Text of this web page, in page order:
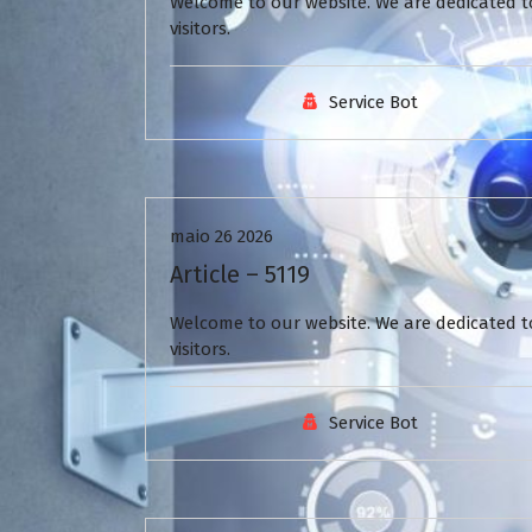
visitors.
Service Bot
Uncategorized
maio 26 2026
Article – 5119
Welcome to our website. We are
visitors.
Service Bot
Uncategorized